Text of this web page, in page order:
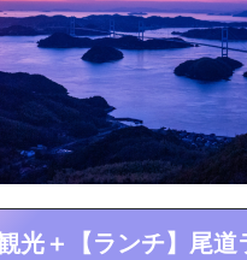
光＋【ランチ】尾道